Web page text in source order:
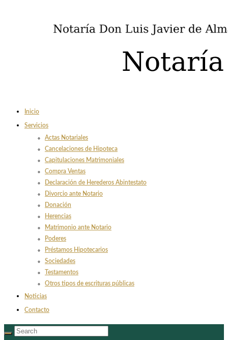
Inicio
Servicios
Actas Notariales
Cancelaciones de Hipoteca
Capitulaciones Matrimoniales
Compra Ventas
Declaración de Herederos Abintestato
Divorcio ante Notario
Donación
Herencias
Matrimonio ante Notario
Poderes
Préstamos Hipotecarios
Sociedades
Testamentos
Otros tipos de escrituras públicas
Noticias
Contacto